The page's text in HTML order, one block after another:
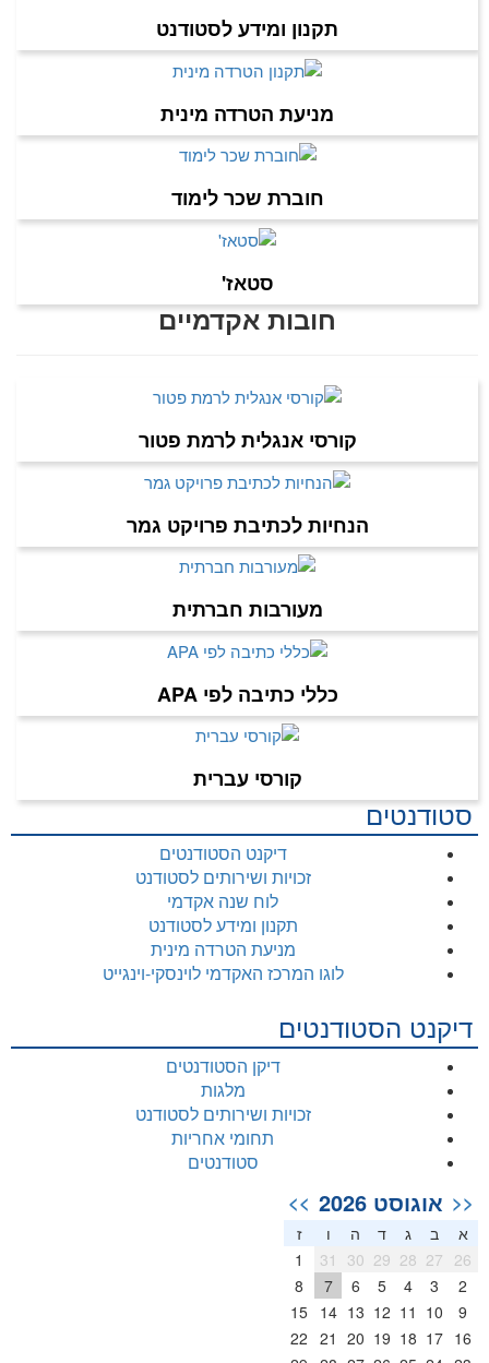
תקנון ומידע לסטודנט
מניעת הטרדה מינית
חוברת שכר לימוד
סטאז'
חובות אקדמיים
קורסי אנגלית לרמת פטור
הנחיות לכתיבת פרויקט גמר
מעורבות חברתית
כללי כתיבה לפי APA
קורסי עברית
סטודנטים
דיקנט הסטודנטים
זכויות ושירותים לסטודנט
לוח שנה אקדמי
תקנון ומידע לסטודנט
מניעת הטרדה מינית
לוגו המרכז האקדמי לוינסקי-וינגייט
דיקנט הסטודנטים
דיקן הסטודנטים
מלגות
זכויות ושירותים לסטודנט
תחומי אחריות
סטודנטים
<< אוגוסט 2026 >>
א ב ג ד ה
ז
26
27
28
29
30
31
2
3
4
5
6
7
8
9
10
11
12
13
14
15
16
17
18
19
20
21
22